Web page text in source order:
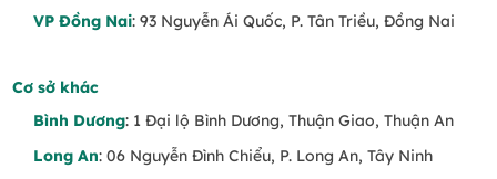
VP Đồng Nai: 93 Nguyễn Ái Quốc, P. Tân Triều, Đồng Nai
Cơ sở khác
Bình Dương: 1 Đại lộ Bình Dương, Thuận Giao, Thuận An
Long An: 06 Nguyễn Đình Chiểu, P. Long An, Tây Ninh